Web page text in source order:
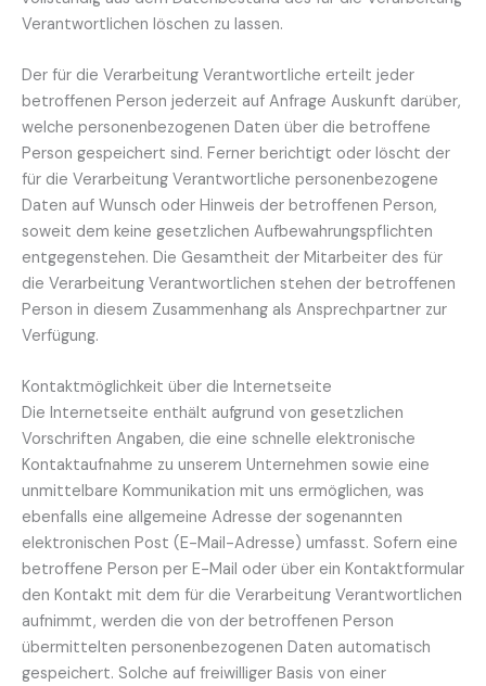
Verantwortlichen löschen zu lassen.
Der für die Verarbeitung Verantwortliche erteilt jeder
betroffenen Person jederzeit auf Anfrage Auskunft darüber,
welche personenbezogenen Daten über die betroffene
Person gespeichert sind. Ferner berichtigt oder löscht der
für die Verarbeitung Verantwortliche personenbezogene
Daten auf Wunsch oder Hinweis der betroffenen Person,
soweit dem keine gesetzlichen Aufbewahrungspflichten
entgegenstehen. Die Gesamtheit der Mitarbeiter des für
die Verarbeitung Verantwortlichen stehen der betroffenen
Person in diesem Zusammenhang als Ansprechpartner zur
Verfügung.
Kontaktmöglichkeit über die Internetseite
Die Internetseite enthält aufgrund von gesetzlichen
Vorschriften Angaben, die eine schnelle elektronische
Kontaktaufnahme zu unserem Unternehmen sowie eine
unmittelbare Kommunikation mit uns ermöglichen, was
ebenfalls eine allgemeine Adresse der sogenannten
elektronischen Post (E-Mail-Adresse) umfasst. Sofern eine
betroffene Person per E-Mail oder über ein Kontaktformular
den Kontakt mit dem für die Verarbeitung Verantwortlichen
aufnimmt, werden die von der betroffenen Person
übermittelten personenbezogenen Daten automatisch
gespeichert. Solche auf freiwilliger Basis von einer